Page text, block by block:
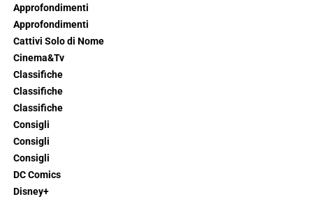
Approfondimenti
Approfondimenti
Cattivi Solo di Nome
Cinema&Tv
Classifiche
Classifiche
Classifiche
Consigli
Consigli
Consigli
DC Comics
Disney+